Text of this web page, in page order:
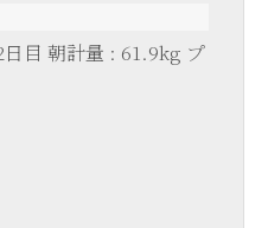
目 朝計量 : 61.9kg プ